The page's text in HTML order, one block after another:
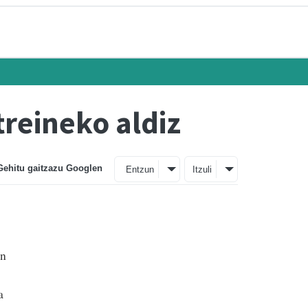
aldiz
gaitzazu Googlen Entzun Itzuli